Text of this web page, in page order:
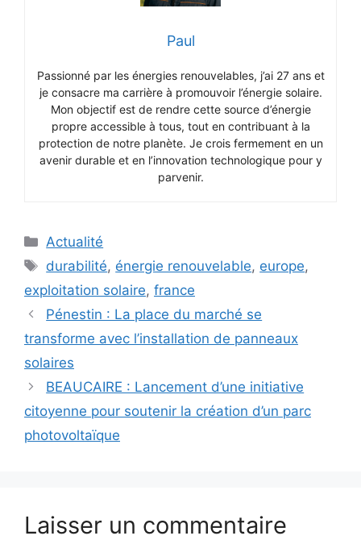
Paul
Passionné par les énergies renouvelables, j’ai 27 ans et
je consacre ma carrière à promouvoir l’énergie solaire.
Mon objectif est de rendre cette source d’énergie
propre accessible à tous, tout en contribuant à la
protection de notre planète. Je crois fermement en un
avenir durable et en l’innovation technologique pour y
parvenir.
Catégories
Actualité
Étiquettes
durabilité, énergie renouvelable, europe,
exploitation solaire, france
Pénestin : La place du marché se
transforme avec l’installation de panneaux
solaires
BEAUCAIRE : Lancement d’une initiative
citoyenne pour soutenir la création d’un parc
photovoltaïque
Laisser un commentaire